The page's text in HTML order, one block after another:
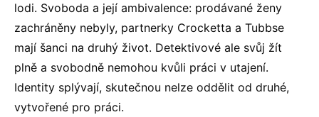
lodi. Svoboda a její ambivalence: prodávané ženy
zachráněny nebyly, partnerky Crocketta a Tubbse
mají šanci na druhý život. Detektivové ale svůj žít
plně a svobodně nemohou kvůli práci v utajení.
Identity splývají, skutečnou nelze oddělit od druhé,
vytvořené pro práci.